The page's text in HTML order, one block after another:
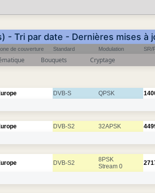
- Tri par date - Dernières mises à
de couverture Standard Modulation SR/
Bouquets Cryptage
DVB-S QPSK
DVB-S2 32APSK
DVB-S2
8PSK
Stream 0